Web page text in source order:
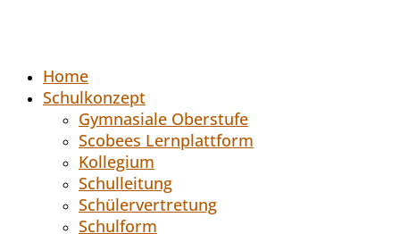
Home
Schulkonzept
Gymnasiale Oberstufe
Scobees Lernplattform
Kollegium
Schulleitung
Schülervertretung
Schulform